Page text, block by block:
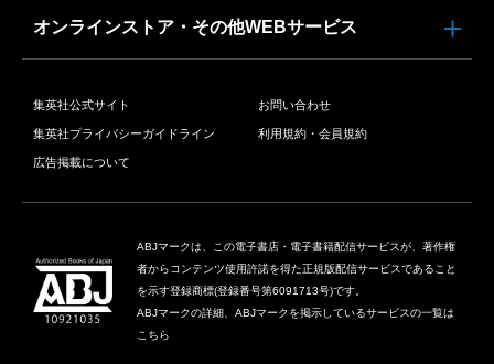
オンラインストア・その他WEBサービス
集英社公式サイト お問い合わせ
集英社プライバシーガイドライン 利用規約・会員規約
広告掲載について
ABJマークは、この電子書店・電子書籍配信サービスが、著作権
者からコンテンツ使用許諾を得た正規版配信サービスであること
を示す登録商標(登録番号第6091713号)です。
ABJマークの詳細、ABJマークを掲示しているサービスの一覧は
こちら